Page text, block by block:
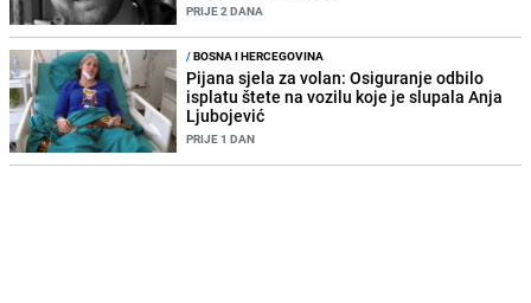
PRIJE 2 DANA
/BOSNA I HERCEGOVINA
Pijana sjela za volan: Osiguranje odbilo
isplatu štete na vozilu koje je slupala Anja
Ljubojević
PRIJE 1 DAN